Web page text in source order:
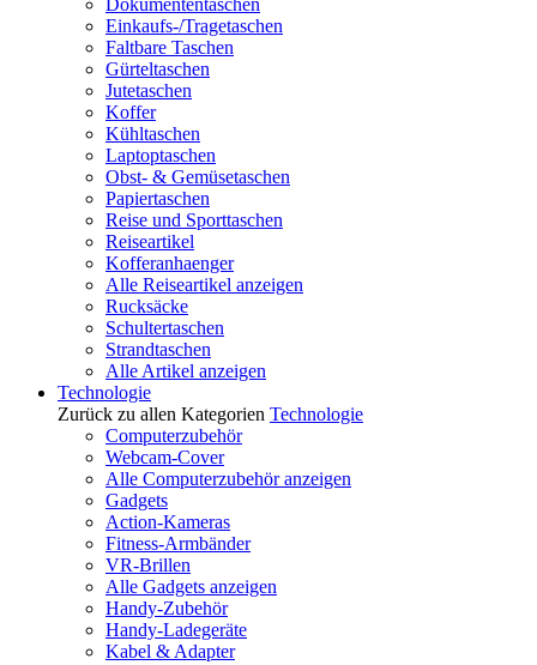
Dokumententaschen
Einkaufs-/Tragetaschen
Faltbare Taschen
Gürteltaschen
Jutetaschen
Koffer
Kühltaschen
Laptoptaschen
Obst- & Gemüsetaschen
Papiertaschen
Reise und Sporttaschen
Reiseartikel
Kofferanhaenger
Alle Reiseartikel anzeigen
Rucksäcke
Schultertaschen
Strandtaschen
Alle Artikel anzeigen
Technologie
Zurück zu allen Kategorien Technologie
Computerzubehör
Webcam-Cover
Alle Computerzubehör anzeigen
Gadgets
Action-Kameras
Fitness-Armbänder
VR-Brillen
Alle Gadgets anzeigen
Handy-Zubehör
Handy-Ladegeräte
Kabel & Adapter